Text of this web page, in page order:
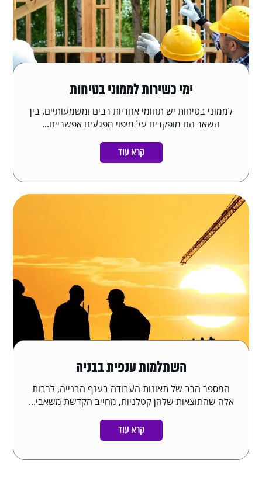
ימי כשירות לממוני בטיחות
לממוני בטיחות יש תחומי אחריות רבים ומשמעותיים. בין
השאר הם מופקדים על מיפוי מפגעים אפשריים...
קרא עוד
השתלמות ענפית בבניה
המספר הרב של תאונות העבודה בענף הבנייה, לרבות
אלה שהתוצאות שלהן קטלניות, מחייב הקדשת משאבי...
קרא עוד